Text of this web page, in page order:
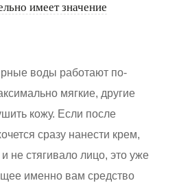
имеет значение
воды работают по-
мягкие, другие
кожу. Если после
сразу нанести крем,
не стягивало лицо, это уже
именно вам средство